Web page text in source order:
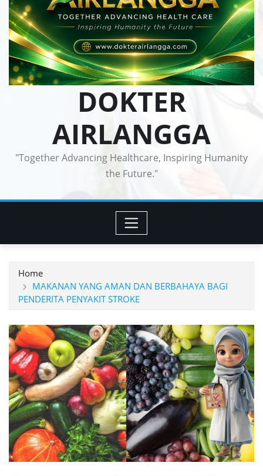
DOKTER
AIRLANGGA
"Together Advancing Healthcare, Inspiring Humanity
the Future."
Home
MAKANAN YANG AMAN DAN BERBAHAYA BAGI
PENDERITA PENYAKIT STROKE